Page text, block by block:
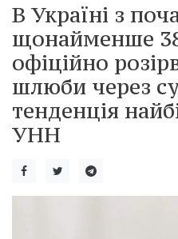
В Україні з
щонайменше
офіційно
шлюби через
тенденція
УНН